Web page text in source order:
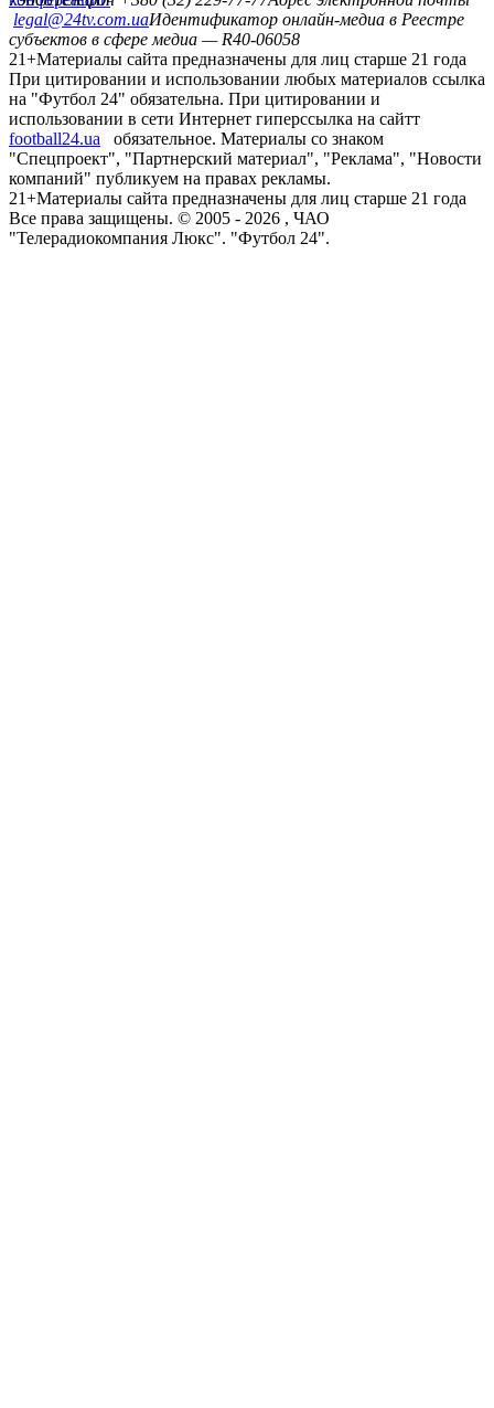
legal@24tv.com.uaИдентификатор онлайн-медиа в Реестре
субъектов в сфере медиа — R40-06058
21+Материалы сайта предназначены для лиц старше 21 года
При цитировании и использовании любых материалов ссылка
на "Футбол 24" обязательна. При цитировании и
использовании в сети Интернет гиперссылка на сайтт
football24.ua
обязательное. Материалы со знаком
"Спецпроект", "Партнерский материал", "Реклама", "Новости
компаний" публикуем на правах рекламы.
21+Материалы сайта предназначены для лиц старше 21 года
Все права защищены. © 2005 - 2026 , ЧАО
"Телерадиокомпания Люкс". "Футбол 24".